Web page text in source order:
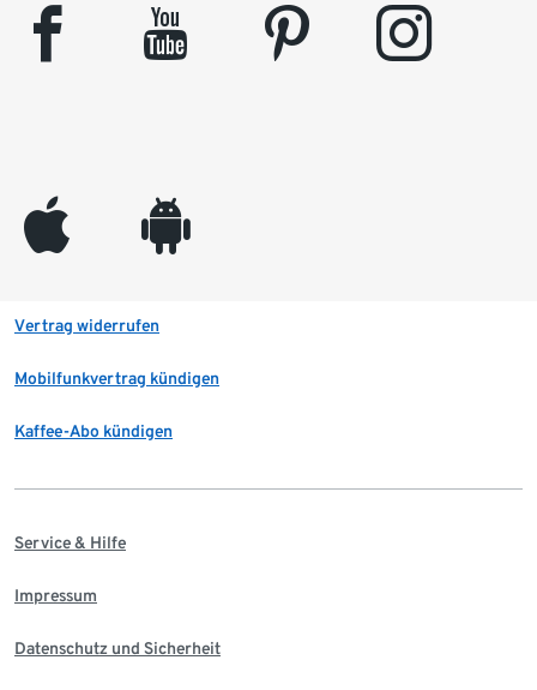
facebook youtube pinterest instagram
appleinc android
Vertrag widerrufen
Mobilfunkvertrag kündigen
Kaffee-Abo kündigen
Service & Hilfe
Impressum
Datenschutz und Sicherheit